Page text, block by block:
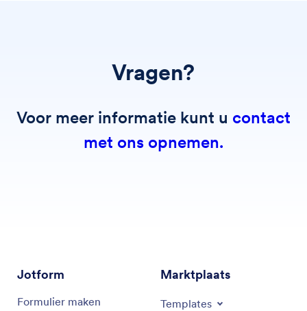
Vragen?
Voor meer informatie kunt u contact
met ons opnemen.
Jotform
Formulier maken
Marktplaats
Templates